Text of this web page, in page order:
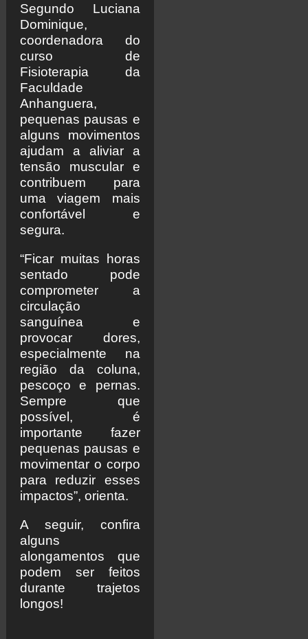
Segundo Luciana
Dominique,
coordenadora do
curso de
Fisioterapia da
Faculdade
Anhanguera,
pequenas pausas e
alguns movimentos
ajudam a aliviar a
tensão muscular e
contribuem para
uma viagem mais
confortável e
segura.
“Ficar muitas horas
sentado pode
comprometer a
circulação
sanguínea e
provocar dores,
especialmente na
região da coluna,
pescoço e pernas.
Sempre que
possível, é
importante fazer
pequenas pausas e
movimentar o corpo
para reduzir esses
impactos”, orienta.
A seguir, confira
alguns
alongamentos que
podem ser feitos
durante trajetos
longos!